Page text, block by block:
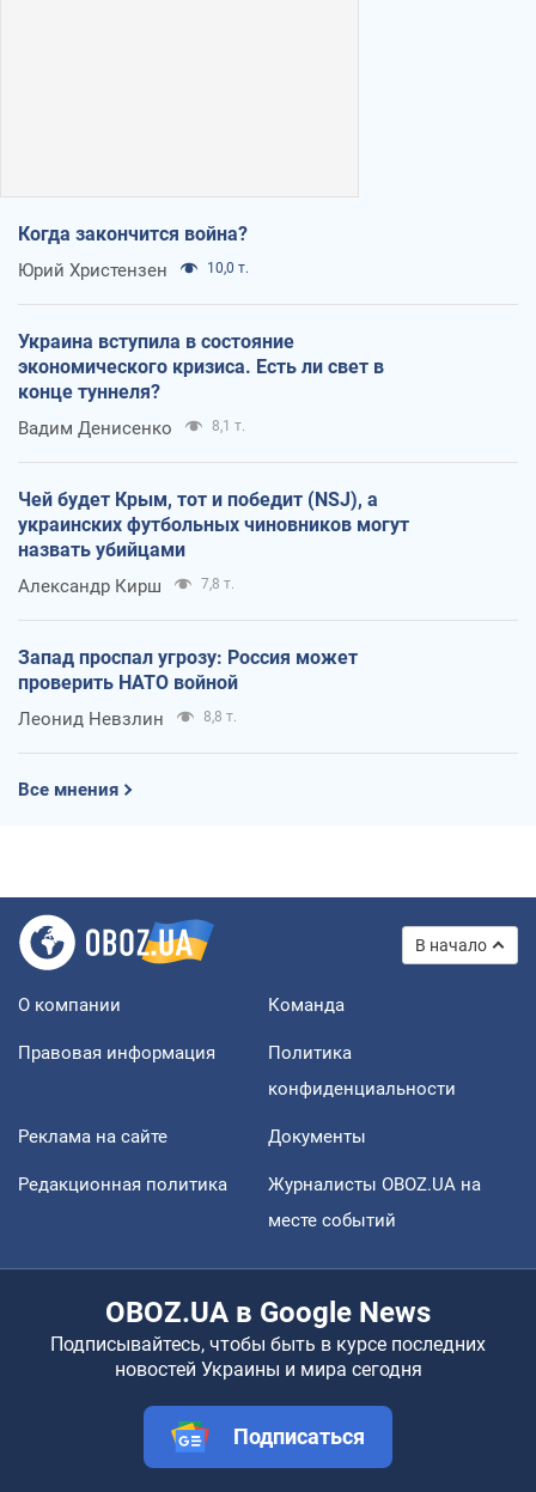
Когда закончится война?
Юрий Христензен 10,0 т.
Украина вступила в состояние
экономического кризиса. Есть ли свет в
конце туннеля?
Вадим Денисенко 8,1 т.
Чей будет Крым, тот и победит (NSJ), а
украинских футбольных чиновников могут
назвать убийцами
Александр Кирш 7,8 т.
Запад проспал угрозу: Россия может
проверить НАТО войной
Леонид Невзлин 8,8 т.
Все мнения
В начало
О компании Команда
Правовая информация
Политика
конфиденциальности
Реклама на сайте Документы
Редакционная политика
Журналисты OBOZ.UA на
месте событий
OBOZ.UA в Google News
Подписывайтесь, чтобы быть в курсе последних
новостей Украины и мира сегодня
Подписаться